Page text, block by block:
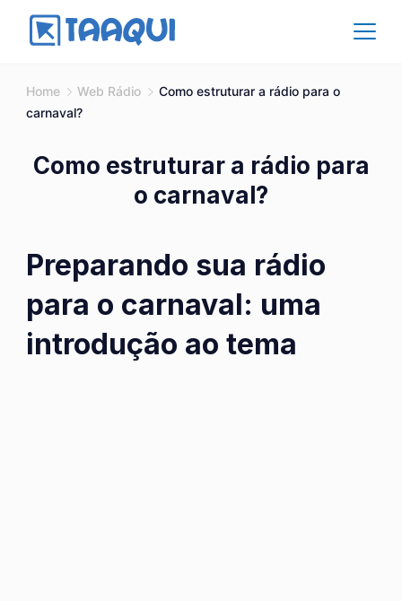
Home Web Rádio
Como estruturar a rádio para o
carnaval?
Como estruturar a rádio para
o carnaval?
Preparando sua rádio
para o carnaval: uma
introdução ao tema